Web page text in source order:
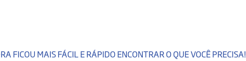
FICOU MAIS FÁCIL E RÁPIDO ENCONTRAR O QUE VOCÊ PRECISA!